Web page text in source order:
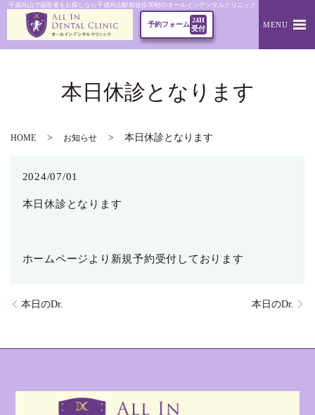
千歳烏山で歯医者をお探しなら千歳烏山駅前徒歩30秒のオールインデンタルクリニック｜本日休診となりま
予約フォーム
24H
受付
MENU
本日休診となります
HOME お知らせ 本日休診となります
2024/07/01
本日休診となります
ホームページより新規予約受付しております
本日のDr. 本日のDr.